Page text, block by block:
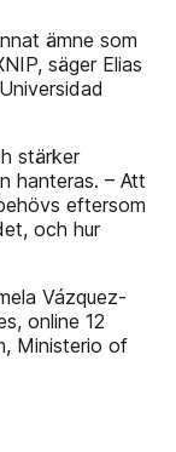
ämne som
säger Elias
stärker
hanteras. – Att
eftersom
och hur
Vázquez-
online 12
Ministerio of